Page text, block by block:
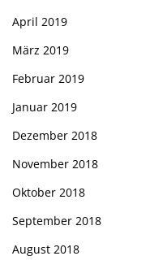
April 2019
März 2019
Februar 2019
Januar 2019
Dezember 2018
November 2018
Oktober 2018
September 2018
August 2018